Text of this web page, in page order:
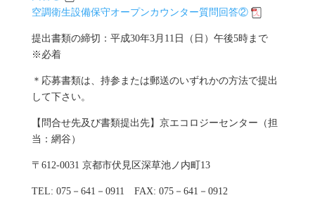
空調衛生設備保守オープンカウンター質問回答②
提出書類の締切：平成30年3月11日（日）午後5時まで
※必着
＊応募書類は、持参または郵送のいずれかの方法で提出
して下さい。
【問合せ先及び書類提出先】京エコロジーセンター（担
当：網谷）
〒612-0031 京都市伏見区深草池ノ内町13
TEL: 075－641－0911 FAX: 075－641－0912